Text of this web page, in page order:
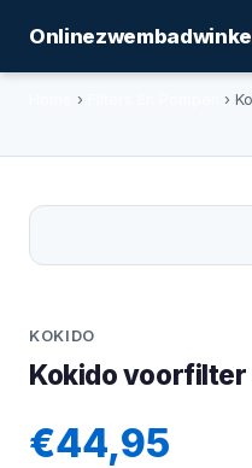
› ›
KOKIDO
Kokido
€44,95